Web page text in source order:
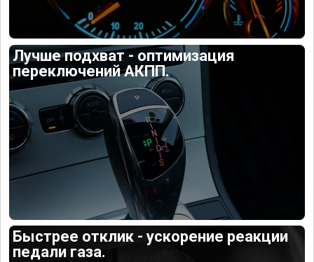
Лучше подхват - оптимизация
переключений АКПП.
Быстрее отклик - ускорение реакции
педали газа.